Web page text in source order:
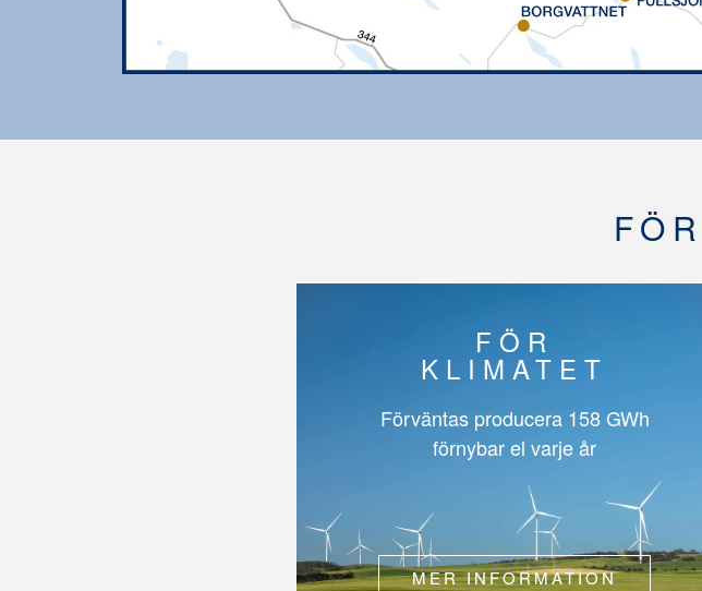
FÖR
KLIMATET
Förväntas producera158 GWh
förnybar el varje år
MER INFORMATION